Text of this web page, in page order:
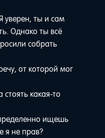
уверен, ты и сам
Однако ты всё
собрать
от которой мог
какая-то
ищешь
я не прав?